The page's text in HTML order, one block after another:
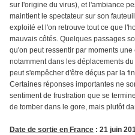
sur l'origine du virus), et l'ambiance
maintient le spectateur sur son
exploité et l'on retrouve tout ce que
mauvais côtés. Quelques passages
qu'on peut ressentir par moments
notamment dans les déplacements
peut s'empêcher d'être déçus par la
Certaines réponses importantes ne
sentiment de frustration que se
de tomber dans le gore, mais plutôt
Date de sortie en France : 21 juin